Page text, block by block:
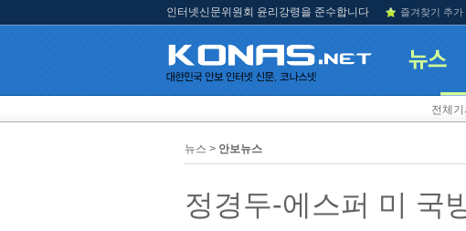
인터넷신문위원회 윤리강령을 준수합니다 즐겨찾기 추가
전체기
뉴스 > 안보뉴스
정경두-에스퍼 미 국